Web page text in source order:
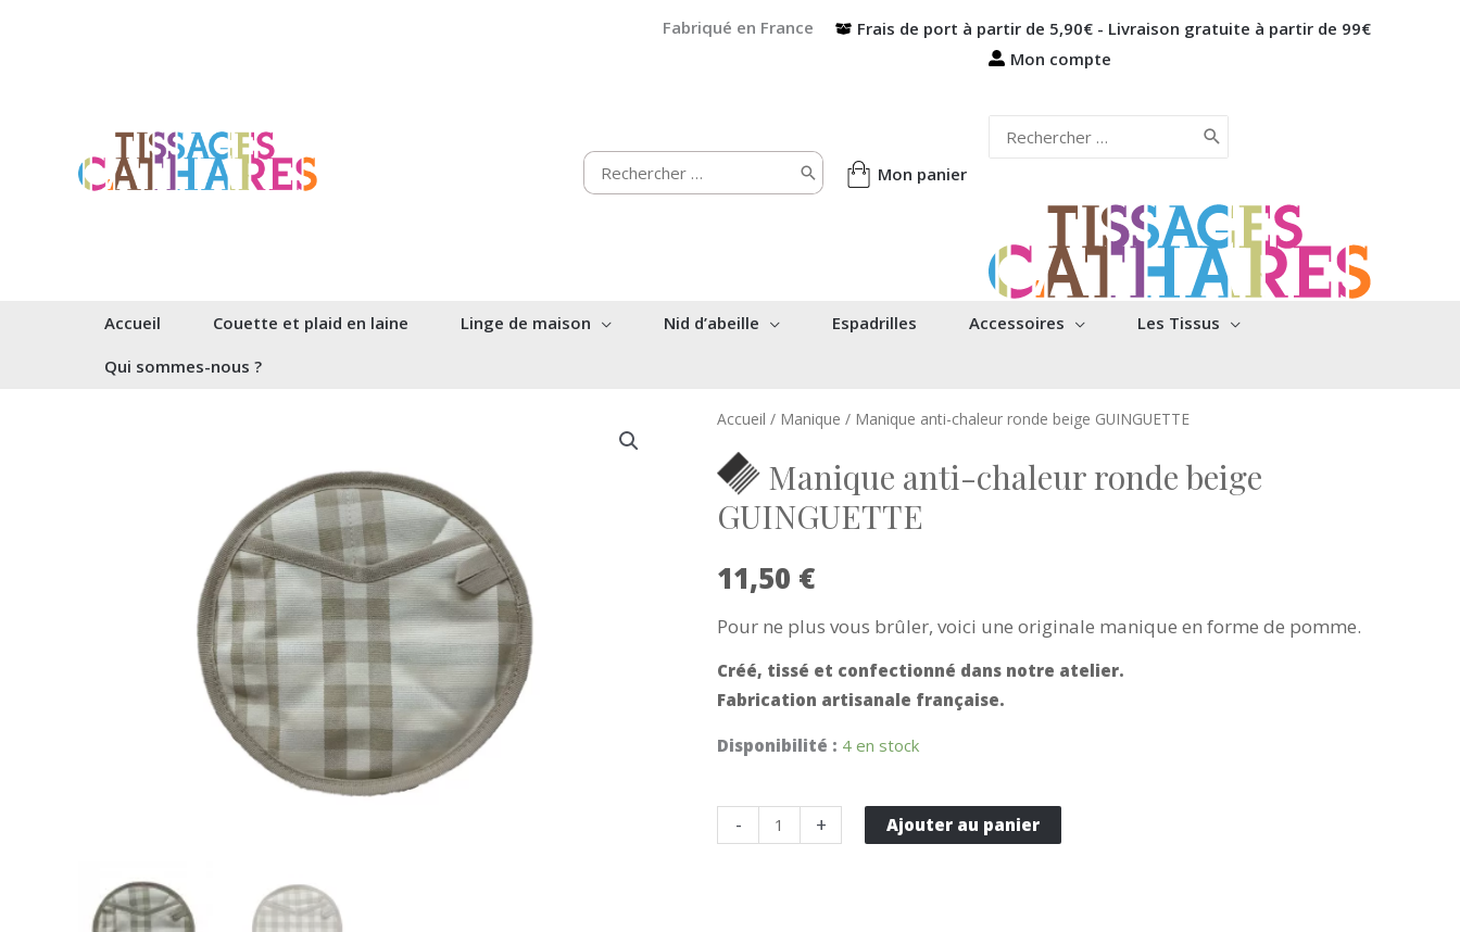
Fabriqué en France Frais de port à partir de 5,90€ - Livraison gratuite à partir de 99€
Rechercher:
Mon panier
Mon compte
Accueil Couette et plaid en laine Linge de maison Nid d’abeille Espadrilles Accessoires
Les Tissus
Qui sommes-nous ?
Accueil / Manique / Manique anti-chaleur ronde beige GUINGUETTE
Manique anti-chaleur ronde beige
GUINGUETTE
11,50 €
Pour ne plus vous brûler, voici une originale manique en forme de pomme.
Créé, tissé et confectionné dans notre atelier.
Fabrication artisanale française.
Disponibilité : 4 en stock
-
quantité
de
+ Ajouter au panier